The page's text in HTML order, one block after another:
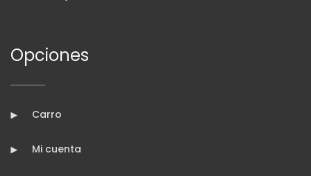
Opciones
Carro
Mi cuenta